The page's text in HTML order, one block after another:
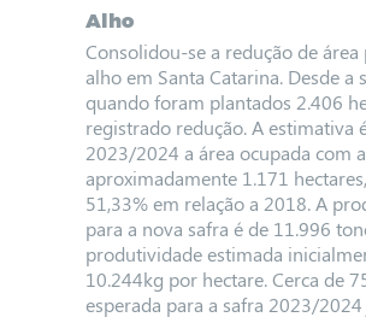
Alho
Consolidou-se a redução de
alho em Santa Catarina. Desde a
quando foram plantados 2.406
registrado redução. A estimativa
2023/2024 a área ocupada com
aproximadamente 1.171
51,33% em relação a 2018. A
para a nova safra é de 11.996
produtividade estimada
10.244kg por hectare. Cerca de
esperada para a safra 2023/